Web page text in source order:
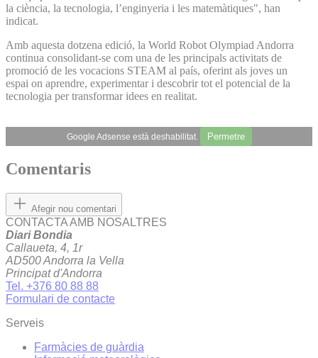
la ciència, la tecnologia, l’enginyeria i les matemàtiques", han
indicat.
Amb aquesta dotzena edició, la World Robot Olympiad Andorra
continua consolidant-se com una de les principals activitats de
promoció de les vocacions STEAM al país, oferint als joves un
espai on aprendre, experimentar i descobrir tot el potencial de la
tecnologia per transformar idees en realitat.
Google Adsense està deshabilitat. Permetre
Comentaris
Afegir nou comentari
CONTACTA AMB NOSALTRES
Diari Bondia
Callaueta, 4, 1r
AD500 Andorra la Vella
Principat d'Andorra
Tel. +376 80 88 88
Formulari de contacte
Serveis
Farmàcies de guàrdia